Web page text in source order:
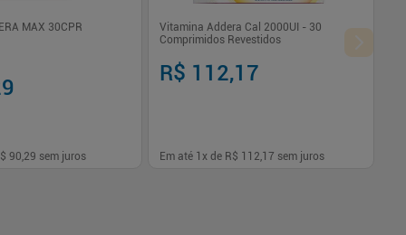
MAX 30CPR
90,29 sem juros
Vitamina Addera Cal 2000UI - 30
Comprimidos Revestidos
R$ 112,17
Em até 1 x de R$ 112,17 sem juros